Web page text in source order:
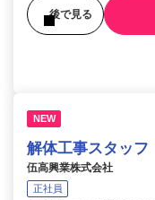
後で見る
NEW
解体工事スタッフ
伍高興業株式会社
正社員